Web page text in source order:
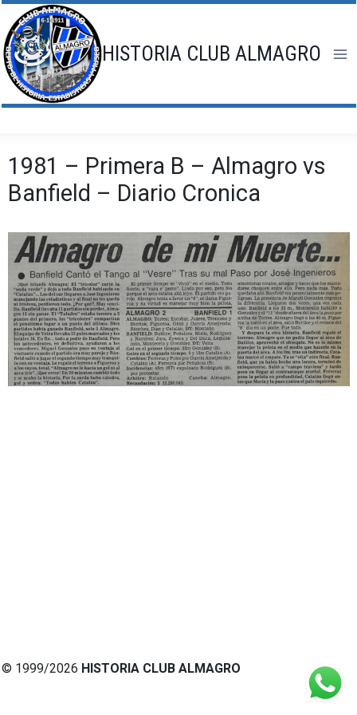
Saltar
al
contenido
HISTORIA CLUB ALMAGRO
1981 – Primera B – Almagro vs
Banfield – Diario Cronica
© 1999/2026 HISTORIA CLUB ALMAGRO